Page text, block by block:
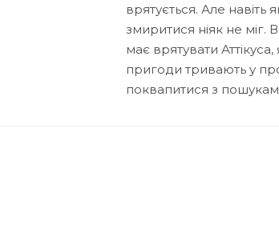
врятується. Але
змиритися ніяк не міг.
має врятувати
пригоди тривають у
поквапитися з